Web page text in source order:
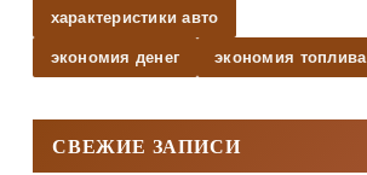
характеристики авто
экономия денег экономия топлива
СВЕЖИЕ ЗАПИСИ